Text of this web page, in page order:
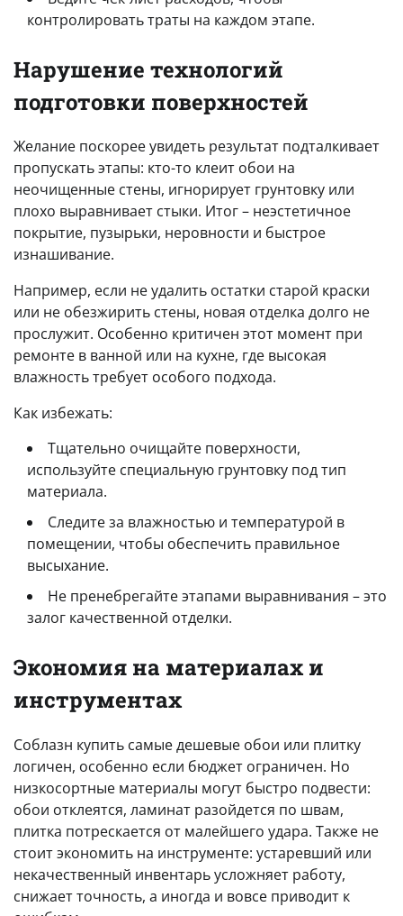
контролировать траты на каждом этапе.
Нарушение технологий
подготовки поверхностей
Желание поскорее увидеть результат подталкивает
пропускать этапы: кто-то клеит обои на
неочищенные стены, игнорирует грунтовку или
плохо выравнивает стыки. Итог – неэстетичное
покрытие, пузырьки, неровности и быстрое
изнашивание.
Например, если не удалить остатки старой краски
или не обезжирить стены, новая отделка долго не
прослужит. Особенно критичен этот момент при
ремонте в ванной или на кухне, где высокая
влажность требует особого подхода.
Как избежать:
Тщательно очищайте поверхности,
используйте специальную грунтовку под тип
материала.
Следите за влажностью и температурой в
помещении, чтобы обеспечить правильное
высыхание.
Не пренебрегайте этапами выравнивания – это
залог качественной отделки.
Экономия на материалах и
инструментах
Соблазн купить самые дешевые обои или плитку
логичен, особенно если бюджет ограничен. Но
низкосортные материалы могут быстро подвести:
обои отклеятся, ламинат разойдется по швам,
плитка потрескается от малейшего удара. Также не
стоит экономить на инструменте: устаревший или
некачественный инвентарь усложняет работу,
снижает точность, а иногда и вовсе приводит к